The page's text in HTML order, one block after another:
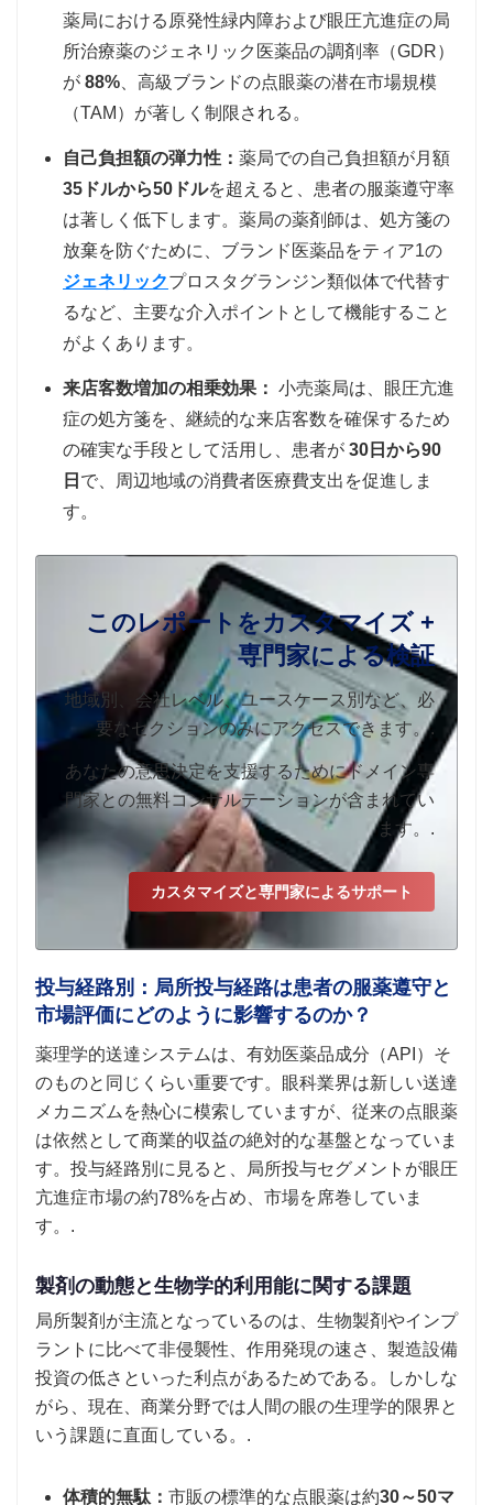
薬局における原発性緑内障および眼圧亢進症の局
所治療薬のジェネリック医薬品の調剤率（GDR）
が 88% 、高級ブランドの点眼薬の潜在市場規模
（TAM）が著しく制限される。
自己負担額の弾力性： 薬局での自己負担額が月額
35ドルから50ドルを超えると、患者の服薬遵守率
は著しく低下します。薬局の薬剤師は、処方箋の
放棄を防ぐために、ブランド医薬品をティア1の
ジェネリックプロスタグランジン類似体で代替す
るなど、主要な介入ポイントとして機能すること
がよくあります。
来店客数増加の相乗効果： 小売薬局は、眼圧亢進
症の処方箋を、継続的な来店客数を確保するため
の確実な手段として活用し、患者が 30日から90
日 で、周辺地域の消費者医療費支出を促進しま
す。
このレポートをカスタマイズ +
専門家による検証
地域別、会社レベル、ユースケース別など、必
要なセクションのみにアクセスできます。.
あなたの意思決定を支援するためにドメイン専
門家との無料コンサルテーションが含まれてい
ます。.
カスタマイズと専門家によるサポート
投与経路別：局所投与経路は患者の服薬遵守と
市場評価にどのように影響するのか？
薬理学的送達システムは、有効医薬品成分（API）そ
のものと同じくらい重要です。眼科業界は新しい送達
メカニズムを熱心に模索していますが、従来の点眼薬
は依然として商業的収益の絶対的な基盤となっていま
す。投与経路別に見ると、局所投与セグメントが眼圧
亢進症市場の約78%を占め、市場を席巻していま
す。.
製剤の動態と生物学的利用能に関する課題
局所製剤が主流となっているのは、生物製剤やインプ
ラントに比べて非侵襲性、作用発現の速さ、製造設備
投資の低さといった利点があるためである。しかしな
がら、現在、商業分野では人間の眼の生理学的限界と
いう課題に直面している。.
体積的無駄： 市販の標準的な点眼薬は約30～50マ